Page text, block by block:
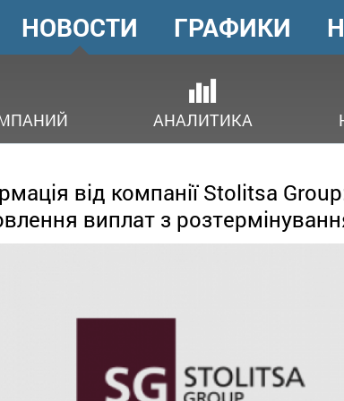
ГОЛОВНЕ
МЕНЮ
НОВОСТИ
АНАЛИТИКА
ГРАФИКИ
від компанії Stolitsa
виплат з